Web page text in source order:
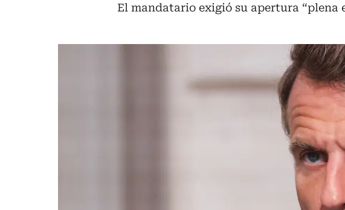
El mandatario exigió su apertura “plena